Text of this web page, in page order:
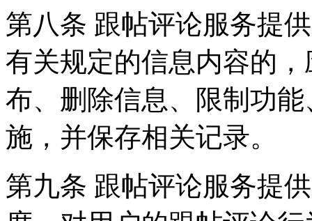
第八条 跟帖评论服务提
有关规定的信息内容的
布、删除信息、限制功
施，并保存相关记录。
第九条 跟帖评论服务提